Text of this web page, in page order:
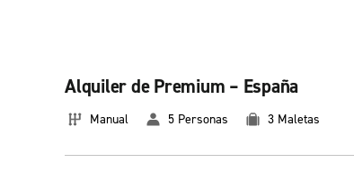
Alquiler de Premium – España
Manual 5 Personas 3 Maletas